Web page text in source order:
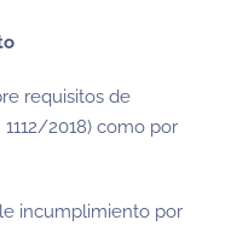
requisitos de
2018) como por
incumplimiento por